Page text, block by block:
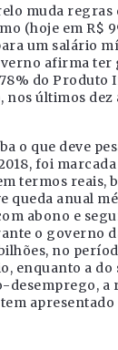
muda
(hoje em R$
um salário
afirma ter
do
últimos
o que deve
foi
termos
queda anual
abono e
o governo
no
enquanto a
a